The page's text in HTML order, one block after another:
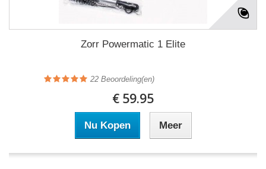
Zorr Powermatic 1 Elite
22 Beoordeling(en)
€ 59.95
Nu Kopen Meer